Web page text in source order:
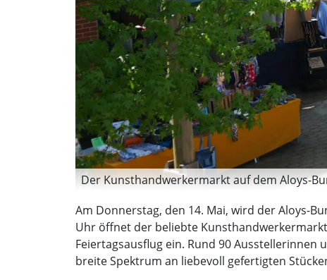
Der Kunsthandwerkermarkt auf dem Aloys-
Am Donnerstag, den 14. Mai, wird der Aloys-
Uhr öffnet der beliebte
Feiertagsausflug ein. Rund 90
breite Spektrum an liebevoll gefertigten